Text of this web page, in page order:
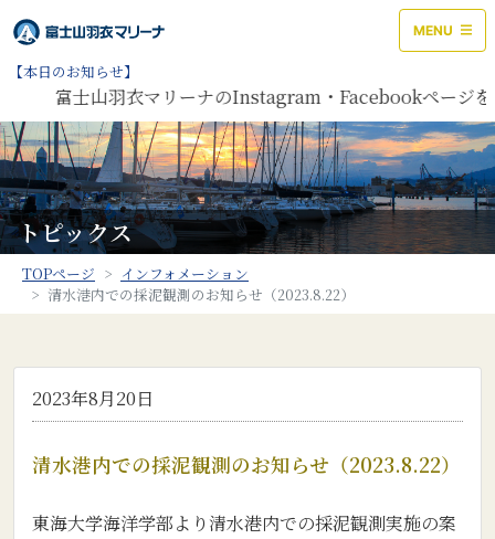
MENU
【本日のお知らせ】
富士山羽衣マリーナのInstagram・Facebookページを
トピックス
TOPページ
インフォメーション
清水港内での採泥観測のお知らせ（2023.8.22）
2023年8月20日
清水港内での採泥観測のお知らせ（2023.8.22）
東海大学海洋学部より清水港内での採泥観測実施の案